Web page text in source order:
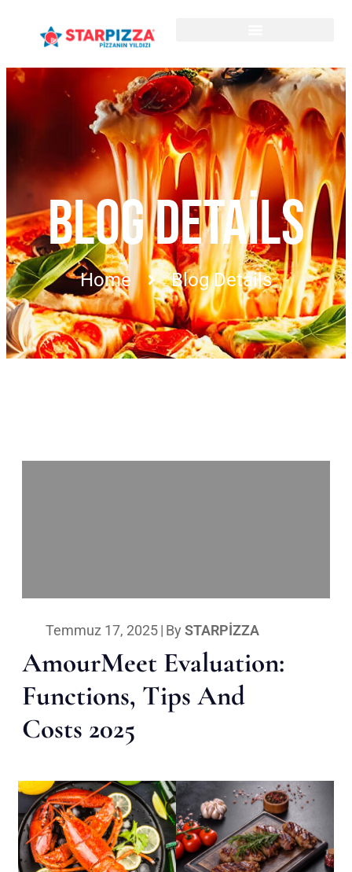
BLOG DETAILS
Home Blog Details
Temmuz 17, 2025| By STARPIZZA
AmourMeet Evaluation:
Functions, Tips And
Costs 2025